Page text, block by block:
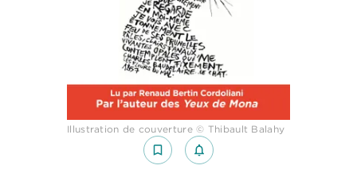
Illustration de couverture © Thibault Balahy
bookmark_border notifications_none_outlined